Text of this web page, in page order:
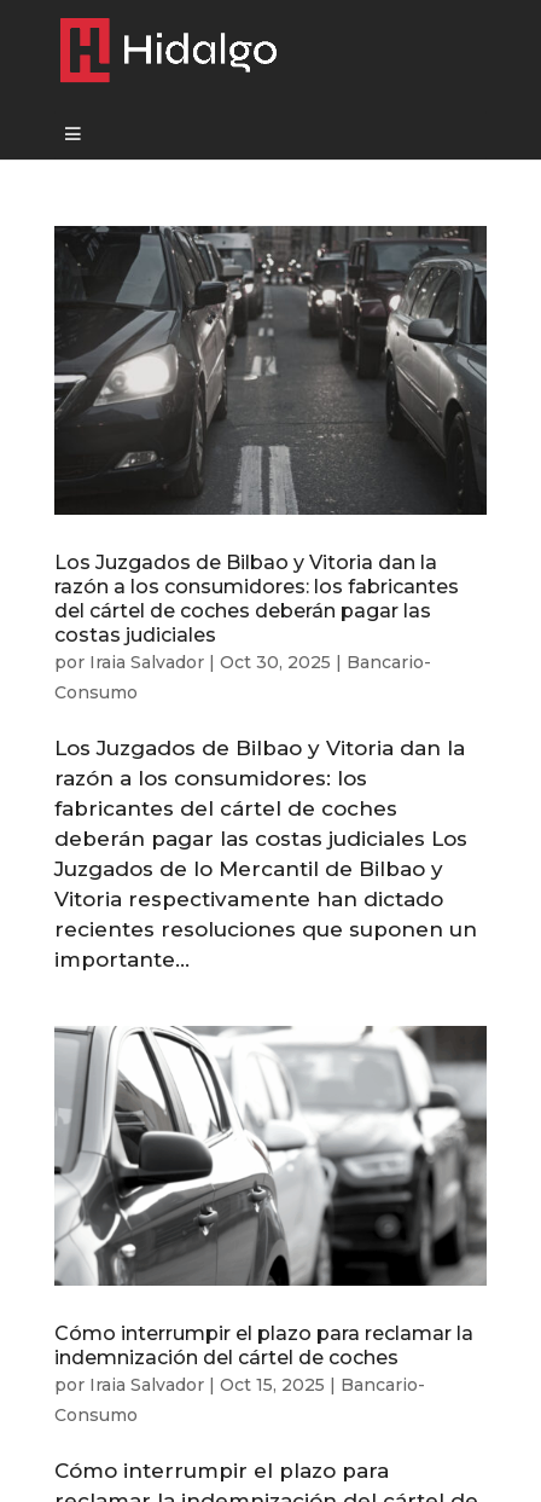
Los Juzgados de Bilbao y Vitoria dan la
razón a los consumidores: los fabricantes
del cártel de coches deberán pagar las
costas judiciales
por Iraia Salvador| Oct 30, 2025 | Bancario-
Consumo
Los Juzgados de Bilbao y Vitoria dan la
razón a los consumidores: los
fabricantes del cártel de coches
deberán pagar las costas judiciales Los
Juzgados de lo Mercantil de Bilbao y
Vitoria respectivamente han dictado
recientes resoluciones que suponen un
importante...
Cómo interrumpir el plazo para reclamar la
indemnización del cártel de coches
por Iraia Salvador| Oct 15, 2025 | Bancario-
Consumo
Cómo interrumpir el plazo para